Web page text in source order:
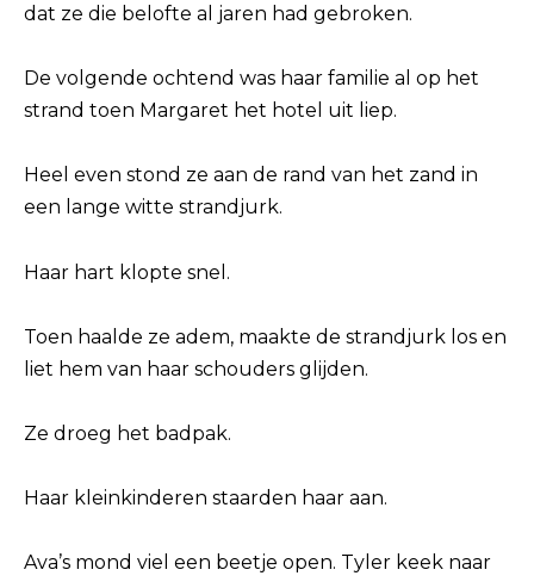
dat ze die belofte al jaren had gebroken.
De volgende ochtend was haar familie al op het
strand toen Margaret het hotel uit liep.
Heel even stond ze aan de rand van het zand in
een lange witte strandjurk.
Haar hart klopte snel.
Toen haalde ze adem, maakte de strandjurk los en
liet hem van haar schouders glijden.
Ze droeg het badpak.
Haar kleinkinderen staarden haar aan.
Ava’s mond viel een beetje open. Tyler keek naar